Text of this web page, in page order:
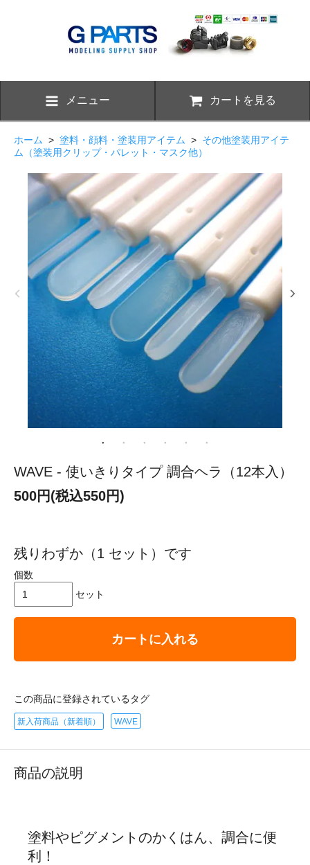
メニュー カートを見る
ホーム > 塗料・顔料・塗装用アイテム > その他塗装用アイテ
ム（塗装用クリップ・パレット・マスク他）
WAVE - 使いきりタイプ 調合ヘラ（12本入）
500円(税込550円)
残りわずか（1 セット）です
個数
セット
カートに入れる
この商品に登録されているタグ
新入荷商品（新着順） WAVE
商品の説明
塗料やピグメントのかくはん、調合に便
利！